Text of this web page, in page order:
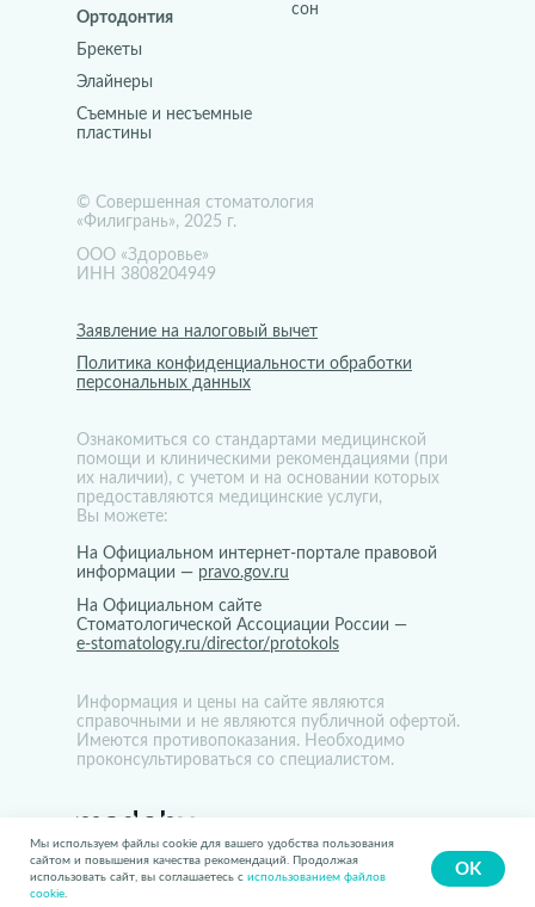
Политика конфиденциальности обработки
персональных данных
На Официальном интернет-портале правовой
информации — pravo.gov.ru
На Официальном сайте
Стоматологической Ассоциации России —
e-stomatology.ru/director/protokols
Заявление на налоговый вычет
Информация и цены на сайте являются
справочными и не являются публичной офертой.
Имеются противопоказания. Необходимо
проконсультироваться со специалистом.
Ознакомиться со стандартами медицинской
помощи и клиническими рекомендациями (при
их наличии), с учетом и на основании которых
предоставляются медицинские услуги,
Вы можете:
ООО «Здоровье»
ИНН 3808204949
© Совершенная стоматология
«Филигрань», 2025 г.
Элайнеры
Съемные и несъемные
пластины
Брекеты
Ортодонтия
сон
Мы используем файлы cookie для вашего удобства пользования
сайтом и повышения качества рекомендаций. Продолжая
использовать сайт, вы соглашаетесь с использованием файлов
cookie.
OK